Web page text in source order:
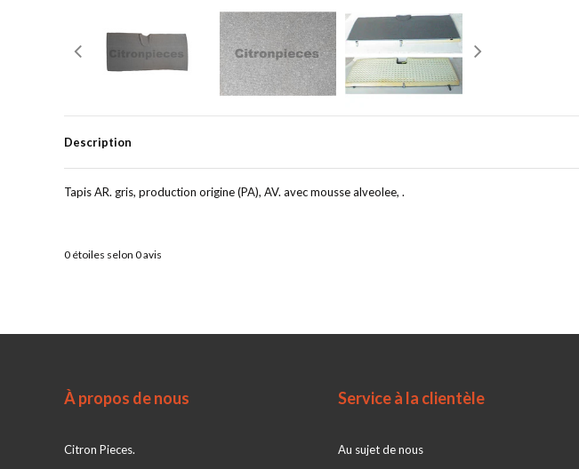
Description
Tapis AR. gris, production origine (PA), AV. avec mousse alveolee, .
0 étoiles selon 0avis
À propos de nous
Citron Pieces.
Service à la clientèle
Au sujet de nous